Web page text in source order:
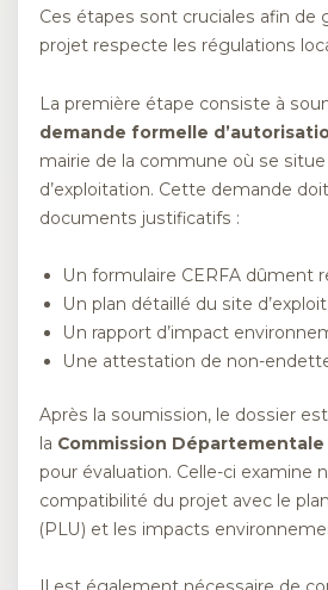
Ces étapes sont cruciales afin de
projet respecte les régulations
La première étape consiste à
demande formelle
mairie de la commune où se
d’exploitation. Cette demande
documents justificatifs :
Un formulaire CERFA dûment
Un plan détaillé du site
Un rapport d’impact
Une attestation de non-
Après la soumission, le dossier
la Commission
pour évaluation. Celle-ci examine
compatibilité du projet avec le
(PLU) et les impacts